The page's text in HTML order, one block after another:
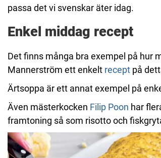
passa det vi svenskar äter idag.
Enkel middag recept
Det finns många bra exempel på hur
Mannerström ett enkelt recept på
Ärtsoppa är ett annat exempel på
Även mästerkocken Filip Poon har
framtoning så som risotto och